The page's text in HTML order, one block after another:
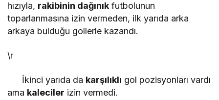
hızıyla, rakibinin dağınık futbolunun
toparlanmasına izin vermeden, ilk yarıda arka
arkaya bulduğu gollerle kazandı.
\r
İkinci yarıda da karşılıklı gol pozisyonları vardı
ama kaleciler izin vermedi.